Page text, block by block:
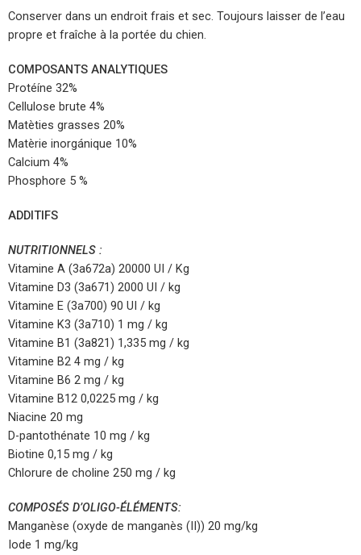
Conserver dans un endroit frais et sec. Toujours laisser de l’eau
propre et fraîche à la portée du chien.
COMPOSANTS ANALYTIQUES
Protéíne 32%
Cellulose brute 4%
Matèties grasses 20%
Matèrie inorgánique 10%
Calcium 4%
Phosphore 5 %
ADDITIFS
NUTRITIONNELS :
Vitamine A (3a672a) 20000 UI / Kg
Vitamine D3 (3a671) 2000 UI / kg
Vitamine E (3a700) 90 UI / kg
Vitamine K3 (3a710) 1 mg / kg
Vitamine B1 (3a821) 1,335 mg / kg
Vitamine B2 4 mg / kg
Vitamine B6 2 mg / kg
Vitamine B12 0,0225 mg / kg
Niacine 20 mg
D-pantothénate 10 mg / kg
Biotine 0,15 mg / kg
Chlorure de choline 250 mg / kg
COMPOSÉS D’OLIGO-ÉLÉMENTS:
Manganèse (oxyde de manganès (II)) 20 mg/kg
Iode 1 mg/kg